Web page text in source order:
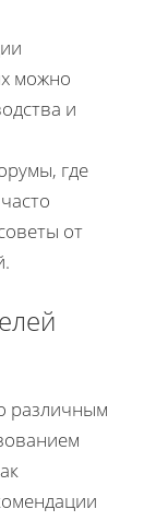
можно
и
где
от
различным